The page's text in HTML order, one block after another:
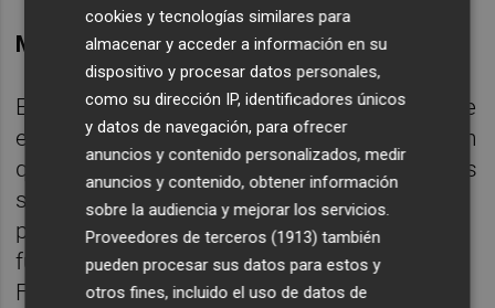
MICHAEL OLISE (Bayern Múnich/Francia)
El año 2026 ha sido el de la consolidación de
este habilidoso jugador del campeón alemán
que conquistó la Bundesliga y llegó hasta las
semifinales de la Liga de Campeones. Cada
partido suyo ha sido una exhibición de este
futbolista de origen inglés pero asentado en
Francia, que le reclutó para el equipo
cookies y tecnologías similares para
almacenar y acceder a información en su
dispositivo y procesar datos personales,
como su dirección IP, identificadores únicos
y datos de navegación, para ofrecer
anuncios y contenido personalizados, medir
anuncios y contenido, obtener información
sobre la audiencia y mejorar los servicios.
Proveedores de terceros (1913) también
pueden procesar sus datos para estos y
otros fines, incluido el uso de datos de